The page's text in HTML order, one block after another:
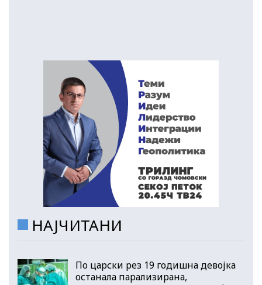
НАЈЧИТАНИ
По царски рез 19 годишна девојка
останала парализирана,